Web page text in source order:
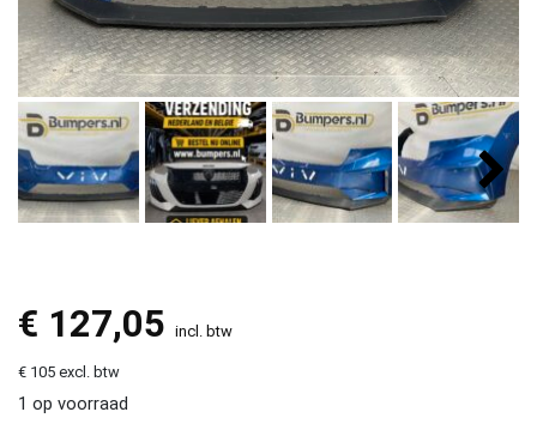
€ 127,05 incl. btw
€ 105 excl. btw
1 op voorraad